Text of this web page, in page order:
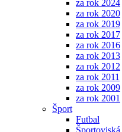
za rok 2024
za rok 2020
za rok 2019
za rok 2017
za rok 2016
za rok 2013
za rok 2012
za rok 2011
za rok 2009
za rok 2001
Šport
Futbal
Športoviská